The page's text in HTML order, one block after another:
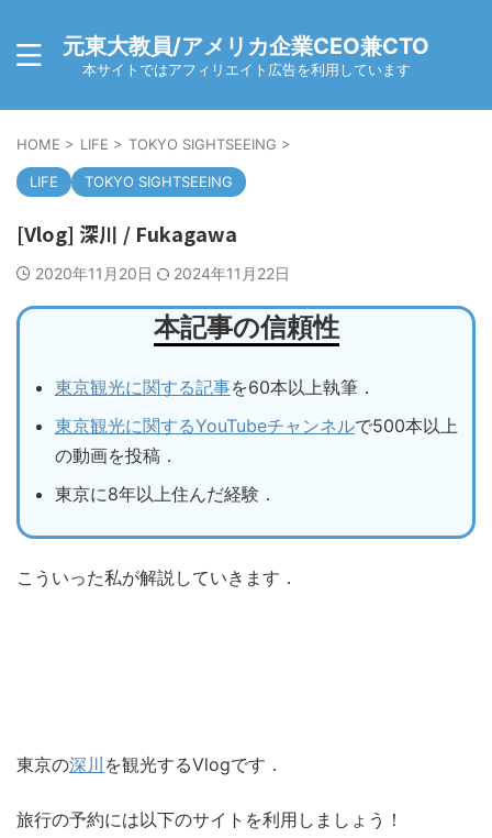
元東大教員/アメリカ企業CEO兼CTO
本サイトではアフィリエイト広告を利用しています
HOME > LIFE > TOKYO SIGHTSEEING >
LIFE TOKYO SIGHTSEEING
[Vlog] 深川 / Fukagawa
2020年11月20日 2024年11月22日
本記事の信頼性
東京観光に関する記事を60本以上執筆．
東京観光に関するYouTubeチャンネルで500本以上
の動画を投稿．
東京に8年以上住んだ経験．
こういった私が解説していきます．
東京の深川 を観光するVlogです．
旅行の予約には以下のサイトを利用しましょう！